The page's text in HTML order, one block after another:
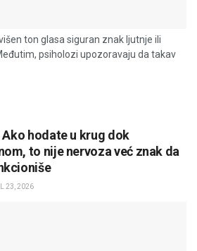
ton glasa siguran znak ljutnje ili
psiholozi upozoravaju da takav
hodate u krug dok
to nije nervoza već znak da
23, 2026